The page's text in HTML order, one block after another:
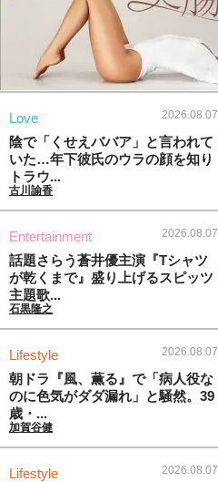
Love 2026.08.07
陰で「くせえババア」と言われて
いた…年下彼氏のウラの顔を知り
トラウ...
古川諭香
Entertainment 2026.08.07
話題さらう蒼井優主演『Tシャツ
が乾くまで』盛り上げるスピッツ
主題歌...
石黒隆之
Lifestyle 2026.08.07
朝ドラ『風、薫る』で「病人役な
のに色気がダダ漏れ」と騒然。39
歳・...
加賀谷健
Lifestyle 2026.08.07